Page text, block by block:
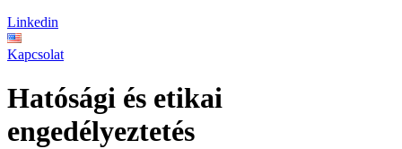
Linkedin
Kapcsolat
Hatósági és etikai
engedélyeztetés